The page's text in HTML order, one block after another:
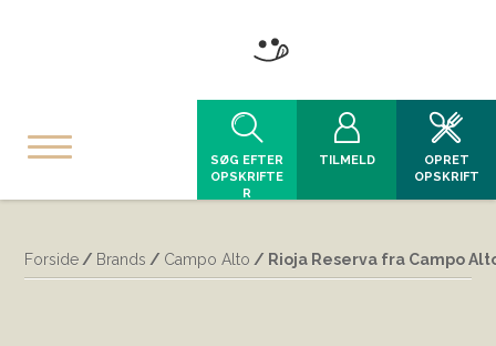
SØG EFTER
OPSKRIFTE
R
TILMELD
OPRET
OPSKRIFT
Forside / Brands / Campo Alto / Rioja Reserva fra Campo